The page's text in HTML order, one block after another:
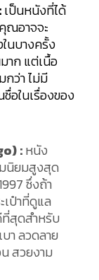
เป็นหนังที่ได้
ณอาจจะ
นบางครั้ง
าก แต่เนื้อ
ว่า ไม่มี
อในเรื่องของ
:หนัง
นิยมสูงสุด
ซึ่งถ้า
ป๋าที่ดูแล
ที่สุดสำหรับ
า ลวดลาย
สวยงาม